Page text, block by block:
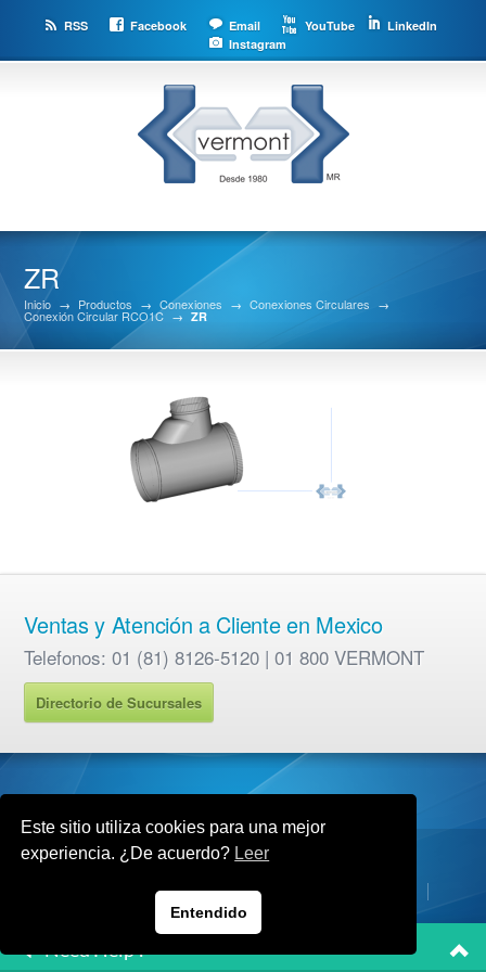
RSS Facebook Email YouTube
LinkedIn
Instagram
ZR
Inicio → Productos → Conexiones → Conexiones Circulares →
Conexión Circular RCO1C → ZR
Ventas y Atención a Cliente en Mexico
Telefonos: 01 (81) 8126-5120 | 01 800 VERMONT
Directorio de Sucursales
Copyright © 2017 Industrias Vermont S.A de C.V.
Productos Sucursales
Need Help ?
Este sitio utiliza cookies para una mejor
experiencia. ¿De acuerdo? Leer
Entendido